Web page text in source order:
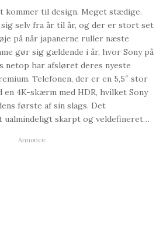
kommer til design. Meget stædige.
selv fra år til år, og der er stort set
på når japanerne ruller næste
gør sig gældende i år, hvor Sony på
netop har afsløret deres nyeste
Telefonen, der er en 5,5″ stor
en 4K-skærm med HDR, hvilket Sony
første af sin slags. Det
ualmindeligt skarpt og veldefineret…
Annonce: